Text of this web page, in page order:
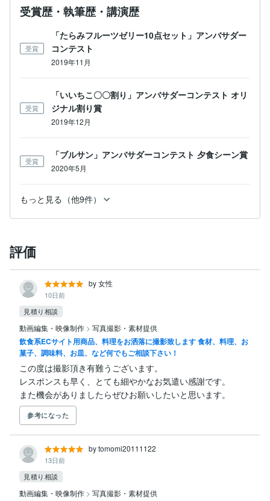
受賞歴・執筆歴・講演歴
受賞
「たらみフルーツゼリー10点セット」アンバサダー
コンテスト
2019年11月
受賞
「いいちこ〇〇割り」アンバサダーコンテスト オリ
ジナル割り賞
2019年12月
受賞
「ブルサン」アンバサダーコンテスト 夕食シーン賞
2020年5月
もっと見る（他9件）
評価
by 女性
10日前
見積り相談
動画編集・映像制作 > 写真撮影・素材提供
飲食系ECサイト用商品、料理をお洒落に撮影致します 食材、料理、お
菓子、調味料、お皿、など何でもご相談下さい！
この度は撮影頂き有難うございます。
レスポンスも早く、とても細やかなお気遣い感謝です。
また機会がありましたらぜひお願いしたいと思います。
参考になった
by tomomi20111122
13日前
見積り相談
動画編集・映像制作 > 写真撮影・素材提供